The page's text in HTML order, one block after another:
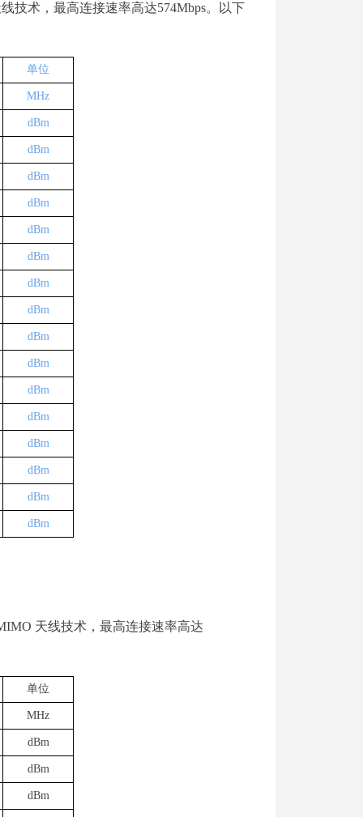
技术，最高连接速率高达574Mbps。以下
单位
MHz
dBm
dBm
dBm
dBm
dBm
dBm
dBm
dBm
dBm
dBm
dBm
dBm
dBm
dBm
dBm
dBm
天线技术，最高连接速率高达
单位
MHz
dBm
dBm
dBm